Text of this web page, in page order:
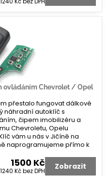
ovládáním Chevrolet / Opel
přestalo fungovat dálkové
náhradní autoklíč s
čipem imobilizéru a
Chevroletu, Opelu
vám u nás v Jičíně na
naprogramujeme přímo k
1500 Kč
1240 Kčbez DPH Zobrazit